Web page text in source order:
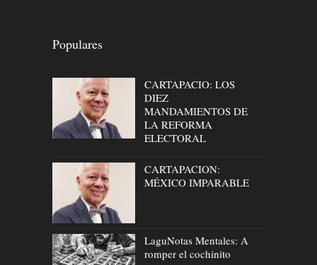
Populares
CARTAPACIO: LOS
DIEZ
MANDAMIENTOS DE
LA REFORMA
ELECTORAL
CARTAPACION:
MÉXICO IMPARABLE
LaguNotas Mentales: A
romper el cochinito